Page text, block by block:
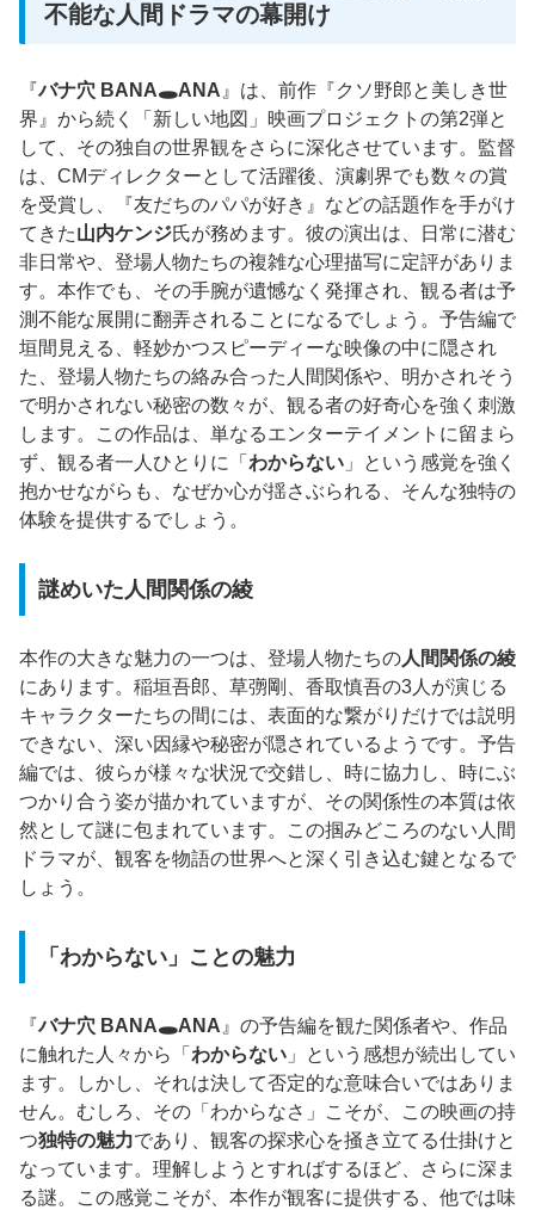
不能な人間ドラマの幕開け
『バナ穴 BANA🕳️ANA』は、前作『クソ野郎と美しき世
界』から続く「新しい地図」映画プロジェクトの第2弾と
して、その独自の世界観をさらに深化させています。監督
は、CMディレクターとして活躍後、演劇界でも数々の賞
を受賞し、『友だちのパパが好き』などの話題作を手がけ
てきた山内ケンジ氏が務めます。彼の演出は、日常に潜む
非日常や、登場人物たちの複雑な心理描写に定評がありま
す。本作でも、その手腕が遺憾なく発揮され、観る者は予
測不能な展開に翻弄されることになるでしょう。予告編で
垣間見える、軽妙かつスピーディーな映像の中に隠され
た、登場人物たちの絡み合った人間関係や、明かされそう
で明かされない秘密の数々が、観る者の好奇心を強く刺激
します。この作品は、単なるエンターテイメントに留まら
ず、観る者一人ひとりに「 わからない 」という感覚を強く
抱かせながらも、なぜか心が揺さぶられる、そんな独特の
体験を提供するでしょう。
謎めいた人間関係の綾
本作の大きな魅力の一つは、登場人物たちの人間関係の綾
にあります。稲垣吾郎、草彅剛、香取慎吾の3人が演じる
キャラクターたちの間には、表面的な繋がりだけでは説明
できない、深い因縁や秘密が隠されているようです。予告
編では、彼らが様々な状況で交錯し、時に協力し、時にぶ
つかり合う姿が描かれていますが、その関係性の本質は依
然として謎に包まれています。この掴みどころのない人間
ドラマが、観客を物語の世界へと深く引き込む鍵となるで
しょう。
「わからない」ことの魅力
『バナ穴 BANA🕳️ANA 』の予告編を観た関係者や、作品
に触れた人々から「 わからない 」という感想が続出してい
ます。しかし、それは決して否定的な意味合いではありま
せん。むしろ、その「わからなさ」こそが、この映画の持
つ独特の魅力であり、観客の探求心を掻き立てる仕掛けと
なっています。理解しようとすればするほど、さらに深ま
る謎。この感覚こそが、本作が観客に提供する、他では味